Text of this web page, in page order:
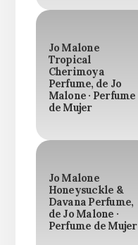
Jo Malone
Tropical
Cherimoya
Perfume, de Jo
Malone · Perfume
de Mujer
Jo Malone
Honeysuckle &
Davana Perfume,
de Jo Malone ·
Perfume de Mujer